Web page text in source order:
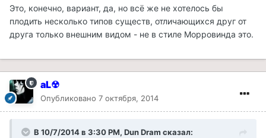
Это, конечно, вариант, да, но всё же не хотелось бы
плодить несколько типов существ, отличающихся друг от
друга только внешним видом - не в стиле Морровинда это.
aL☢
Опубликовано 7 октября, 2014
В 10/7/2014 в 3:30 PM, Dun Dram сказал: